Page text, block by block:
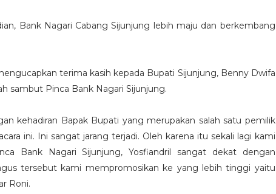
Bank Nagari Cabang Sijunjung lebih maju dan berkembang
terima kasih kepada Bupati Sijunjung, Benny Dwifa
sambut Pinca Bank Nagari Sijunjung.
kehadiran Bapak Bupati yang merupakan salah satu pemilik
ini. Ini sangat jarang terjadi. Oleh karena itu sekali lagi kami
Bank Nagari Sijunjung, Yosfiandril sangat dekat dengan
tersebut kami mempromosikan ke yang lebih tinggi yaitu
Roni.